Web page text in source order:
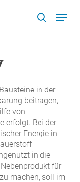
search
Menu
in der
beitragen,
von
erfolgt. Bei der
Energie in
in die
für
machen, soll im